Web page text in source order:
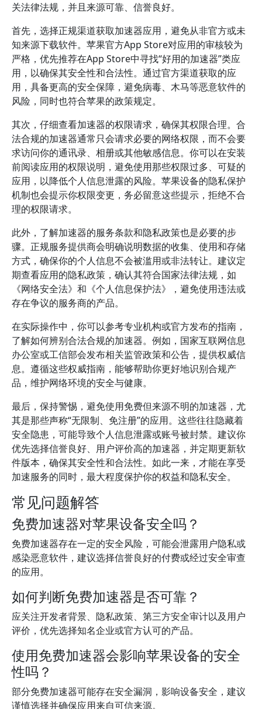
关法律法规，并且来源可靠、信誉良好。
首先，选择正规渠道获取加速器应用，避免从非官方或未
知来源下载软件。苹果官方App Store对应用的审核较为
严格，优先推荐在App Store中寻找“好用的加速器”类应
用，以确保其安全性和合法性。通过官方渠道获取的应
用，具备更高的安全保障，避免病毒、木马等恶意软件的
风险，同时也符合苹果的政策规定。
其次，仔细查看加速器的权限请求，确保其权限合理。合
法合规的加速器通常只会请求必要的网络权限，而不会要
求访问你的通讯录、相册或其他敏感信息。你可以在安装
前阅读应用的权限说明，避免使用那些权限过多、可疑的
应用，以降低个人信息泄露的风险。苹果设备的隐私保护
机制也会提示你权限变更，务必留意这些提示，拒绝不合
理的权限请求。
此外，了解加速器的服务条款和隐私政策也是必要的步
骤。正规服务提供商会明确说明数据的收集、使用和存储
方式，确保你的个人信息不会被滥用或非法转让。建议定
期查看应用的隐私政策，确认其符合国家法律法规，如
《网络安全法》和《个人信息保护法》，避免使用违法或
存在争议的服务商的产品。
在实际操作中，你可以参考专业机构或官方发布的指南，
了解如何辨别合法合规的加速器。例如，国家互联网信息
办公室或工信部会发布相关监管政策和公告，提供权威信
息。遵循这些权威指南，能够帮助你更好地识别合规产
品，维护网络环境的安全与健康。
最后，保持警惕，避免使用免费但来源不明的加速器，尤
其是那些声称“无限制、免注册”的应用。这些往往隐藏着
安全隐患，可能导致个人信息泄露或账号被封禁。建议你
优先选择信誉良好、用户评价高的加速器，并定期更新软
件版本，确保其安全性和合法性。如此一来，才能在享受
加速服务的同时，最大程度保护你的权益和隐私安全。
常见问题解答
免费加速器对苹果设备安全吗？
免费加速器存在一定的安全风险，可能会泄露用户隐私或
感染恶意软件，建议选择信誉良好的付费或经过安全审查
的应用。
如何判断免费加速器是否可靠？
应关注开发者背景、隐私政策、第三方安全审计以及用户
评价，优先选择知名企业或官方认可的产品。
使用免费加速器会影响苹果设备的安全
性吗？
部分免费加速器可能存在安全漏洞，影响设备安全，建议
谨慎选择并确保应用来自可信来源。